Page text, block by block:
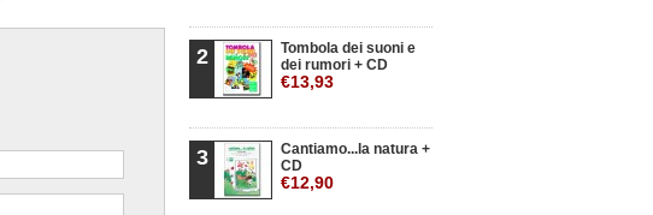
2
Tombola dei suoni e
dei rumori + CD
€13,93
3
Cantiamo...la natura +
CD
€12,90